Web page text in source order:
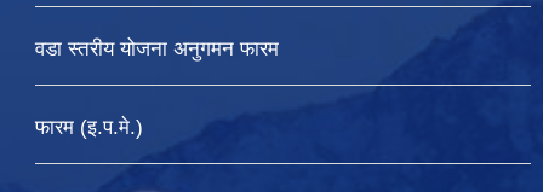
वडा स्तरीय योजना अनुगमन फारम
फारम (इ.प.मे.)